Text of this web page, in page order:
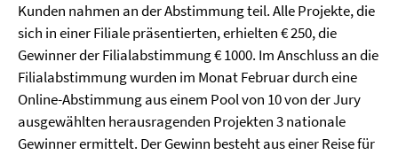
Kunden nahmen an der Abstimmung teil. Alle Projekte, die
sich in einer Filiale präsentierten, erhielten € 250, die
Gewinner der Filialabstimmung € 1000. Im Anschluss an die
Filialabstimmung wurden im Monat Februar durch eine
Online-Abstimmung aus einem Pool von 10 von der Jury
ausgewählten herausragenden Projekten 3 nationale
Gewinner ermittelt. Der Gewinn besteht aus einer Reise für